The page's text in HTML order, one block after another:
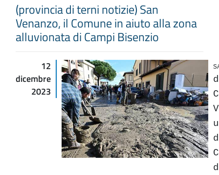
(provincia di terni notizie) San
Venanzo, il Comune in aiuto alla zona
alluvionata di Campi Bisenzio
12
dicembre
2023